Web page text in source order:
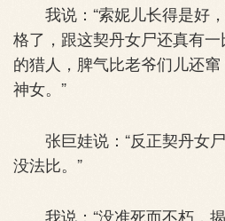
我说：“索妮儿长得是好
格了，跟这契丹女尸还真有
的猎人，脾气比老爷们儿还
神女。”
张巨娃说：“反正契丹女尸
没法比。”
我说：“没准死而不朽，